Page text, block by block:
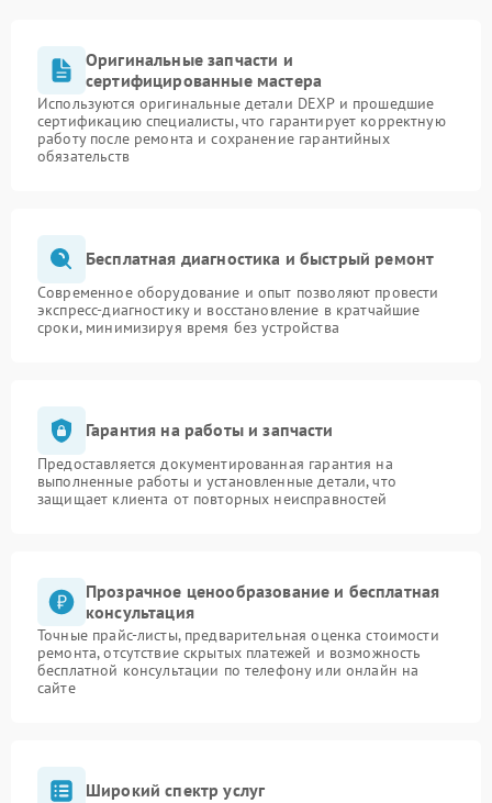
Оригинальные запчасти и
сертифицированные мастера
Используются оригинальные детали DEXP и прошедшие
сертификацию специалисты, что гарантирует корректную
работу после ремонта и сохранение гарантийных
обязательств
Бесплатная диагностика и быстрый ремонт
Современное оборудование и опыт позволяют провести
экспресс-диагностику и восстановление в кратчайшие
сроки, минимизируя время без устройства
Гарантия на работы и запчасти
Предоставляется документированная гарантия на
выполненные работы и установленные детали, что
защищает клиента от повторных неисправностей
Прозрачное ценообразование и бесплатная
консультация
Точные прайс-листы, предварительная оценка стоимости
ремонта, отсутствие скрытых платежей и возможность
бесплатной консультации по телефону или онлайн на
сайте
Широкий спектр услуг